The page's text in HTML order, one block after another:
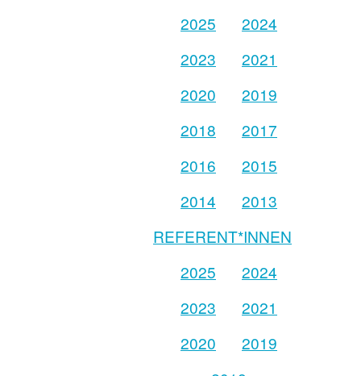
2025
2024
2023
2021
2020
2019
2018
2017
2016
2015
2014
2013
REFERENT*INNEN
2025
2024
2023
2021
2020
2019